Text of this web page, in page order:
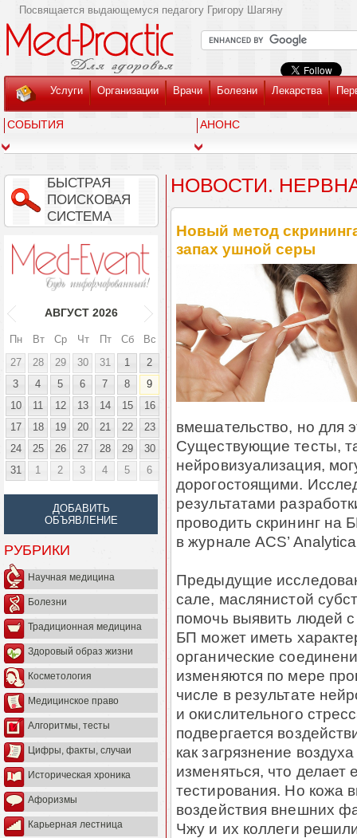
Посвящается выдающемуся педагогу Григору Шагяну
Услуги Организации Врачи Болезни Лекарства
СОБЫТИЯ АНОНС
БЫСТРАЯ
ПОИСКОВАЯ
СИСТЕМА
АВГУСТ 2026
Пн Вт Ср Чт Пт Сб
Вс
27
28 29 30 31 1
2
3
4 5 6 7 8
9
10
11 12 13 14 15
16
17
18 19 20 21 22
23
24
25 26 27 28 29
30
31
1 2 3 4 5 6
ДОБАВИТЬ
ОБЪЯВЛЕНИЕ
РУБРИКИ
Научная медицина
Болезни
Традиционная медицина
Здоровый образ жизни
Косметология
Медицинское право
Алгоритмы, тесты
Цифры, факты, случаи
Историческая хроника
Афоризмы
Карьерная лестница
НОВОСТИ.
Новый метод
запах ушной серы
вмешательство, но для
Существующие тесты,
нейровизуализация,
дорогостоящими.
результатами
проводить скрининг на
в журнале ACS’
Предыдущие
сале, маслянистой
помочь выявить людей
БП может иметь
органические
изменяются по мере
числе в результате
и окислительного
подвергается
как загрязнение
изменяться, что
тестирования. Но кожа
воздействия внешних
Чжу и их коллеги